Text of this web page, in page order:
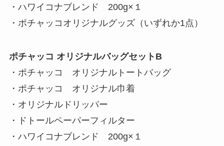
・ハワイコナブレンド 200g×１
・ポチャッコオリジナルグッズ（いずれか1点）
ポチャッコ オリジナルバッグセットB
・ポチャッコ オリジナルトートバッグ
・ポチャッコ オリジナル巾着
・オリジナルドリッパー
・ドトールペーパーフィルター
・ハワイコナブレンド 200g×１